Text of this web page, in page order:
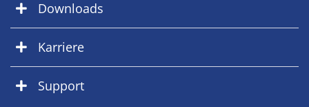
Downloads
Karriere
Support